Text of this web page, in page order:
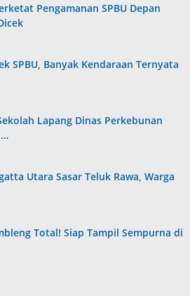
Pengamanan SPBU Depan
SPBU, Banyak Kendaraan Ternyata
Lapang Dinas Perkebunan
Utara Sasar Teluk Rawa, Warga
Total! Siap Tampil Sempurna di